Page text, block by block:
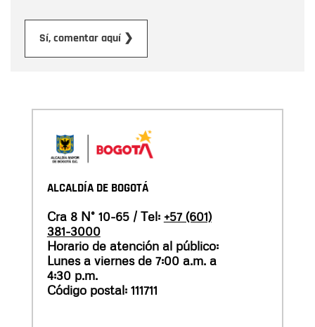
Sí, comentar aquí ❯
ALCALDÍA DE BOGOTÁ
Cra 8 N° 10-65 / Tel: +57 (601)
381-3000
Horario de atención al público:
Lunes a viernes de 7:00 a.m. a
4:30 p.m.
Código postal: 111711